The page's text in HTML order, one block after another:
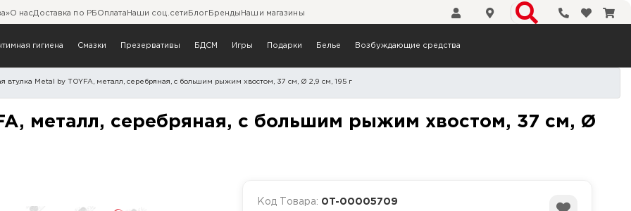
О насДоставка по РБ Оплата Наши соц.сети Блог Бренды Наши магазины Телефоны
гигиена Смазки Презервативы БДСМ Игры Подарки Белье Возбуждающие средства
втулка Metal by TOYFA, металл, серебряная, с большим рыжим хвостом, 37 см, Ø 2,9 см, 195 г
TOYFA, металл, серебряная, с большим рыжим
металл, серебряная, с большим рыжим хвостом, 37 см, Ø
Код Товара: 0T-00005709